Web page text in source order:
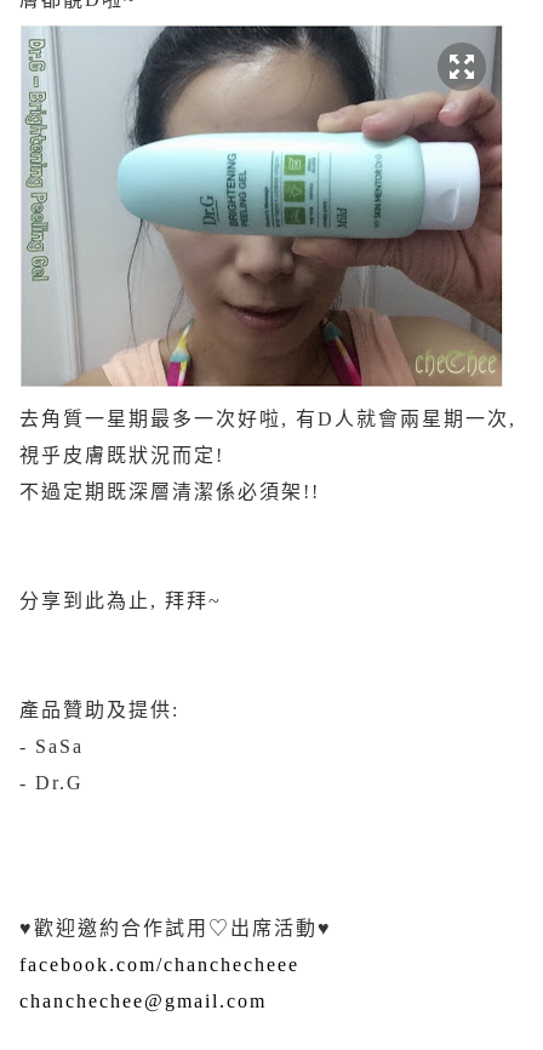
去角質一星期最多一次好啦, 有D人就會兩星期一次,
視乎皮膚既狀況而定!
不過定期既深層清潔係必須架!!
分享到此為止, 拜拜~
產品贊助及提供:
- SaSa
- Dr.G
♥歡迎邀約合作試用♡出席活動♥
facebook.com/chanchecheee
chanchechee@gmail.com